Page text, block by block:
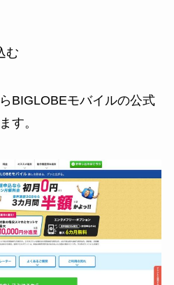
む
BIGLOBEモバイルの公式
す。